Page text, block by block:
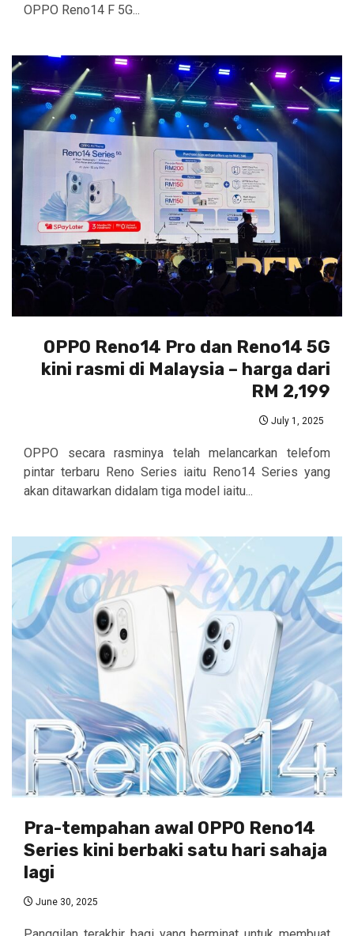
OPPO Reno14 F 5G...
OPPO Reno14 Pro dan Reno14 5G
kini rasmi di Malaysia – harga dari
RM 2,199
July 1, 2025
OPPO secara rasminya telah melancarkan telefom
pintar terbaru Reno Series iaitu Reno14 Series yang
akan ditawarkan didalam tiga model iaitu...
Pra-tempahan awal OPPO Reno14
Series kini berbaki satu hari sahaja
lagi
June 30, 2025